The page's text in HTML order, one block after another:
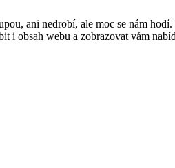
ani nedrobí, ale moc se nám
i obsah webu a zobrazovat vám